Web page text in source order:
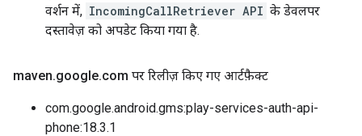
वर्शन में, IncomingCallRetriever API के डेवलपर
दस्तावेज़ को अपडेट किया गया है.
maven.google.com पर रिलीज़ किए गए आर्टफ़ैक्ट
com.google.android.gms:play-services-auth-api-
phone:18.3.1